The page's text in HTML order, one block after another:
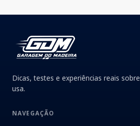
Dicas, testes e experiências reais sobre
usa.
NAVEGAÇÃO